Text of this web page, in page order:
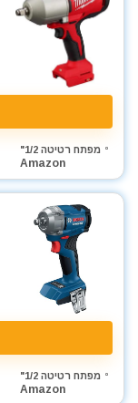
מפתח רטיטה 1/2"
Amazon
מפתח רטיטה 1/2"
Amazon